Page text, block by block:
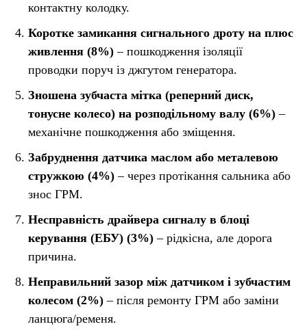
контактну колодку.
Коротке замикання сигнального дроту на плюс
живлення (8%) – пошкодження ізоляції
проводки поруч із джгутом генератора.
Зношена зубчаста мітка (реперний диск,
тонусне колесо) на розподільному валу (6%) –
механічне пошкодження або зміщення.
Забруднення датчика маслом або металевою
стружкою (4%) – через протікання сальника або
знос ГРМ.
Несправність драйвера сигналу в блоці
керування (ЕБУ) (3%) – рідкісна, але дорога
причина.
Неправильний зазор між датчиком і зубчастим
колесом (2%) – після ремонту ГРМ або заміни
ланцюга/ременя.